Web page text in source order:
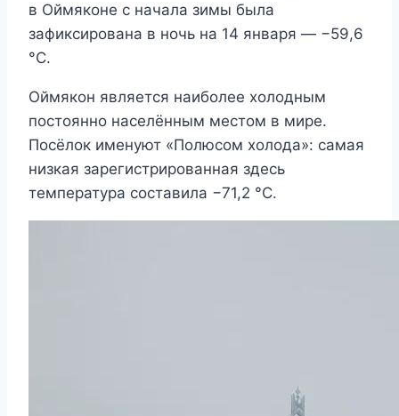
в Оймяконе с начала зимы была
зафиксирована в ночь на 14 января — −59,6
°C.
Оймякон является наиболее холодным
постоянно населённым местом в мире.
Посёлок именуют «Полюсом холода»: самая
низкая зарегистрированная здесь
температура составила −71,2 °C.